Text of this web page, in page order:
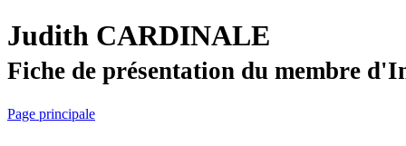
Judith CARDINALE
Fiche de présentation du membre
Page principale